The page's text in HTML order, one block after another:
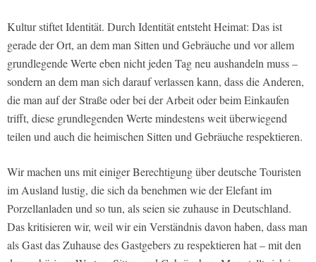
Kultur stiftet Identität. Durch Identität entsteht Heimat: Das ist
gerade der Ort, an dem man Sitten und Gebräuche und vor allem
grundlegende Werte eben nicht jeden Tag neu aushandeln muss –
sondern an dem man sich darauf verlassen kann, dass die Anderen,
die man auf der Straße oder bei der Arbeit oder beim Einkaufen
trifft, diese grundlegenden Werte mindestens weit überwiegend
teilen und auch die heimischen Sitten und Gebräuche respektieren.
Wir machen uns mit einiger Berechtigung über deutsche Touristen
im Ausland lustig, die sich da benehmen wie der Elefant im
Porzellanladen und so tun, als seien sie zuhause in Deutschland.
Das kritisieren wir, weil wir ein Verständnis davon haben, dass man
als Gast das Zuhause des Gastgebers zu respektieren hat – mit den